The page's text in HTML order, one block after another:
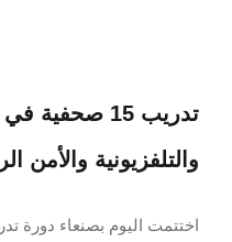
تدريب 15
والتلفزيونية والأمن
اختتمت اليوم بصنعاء دورة